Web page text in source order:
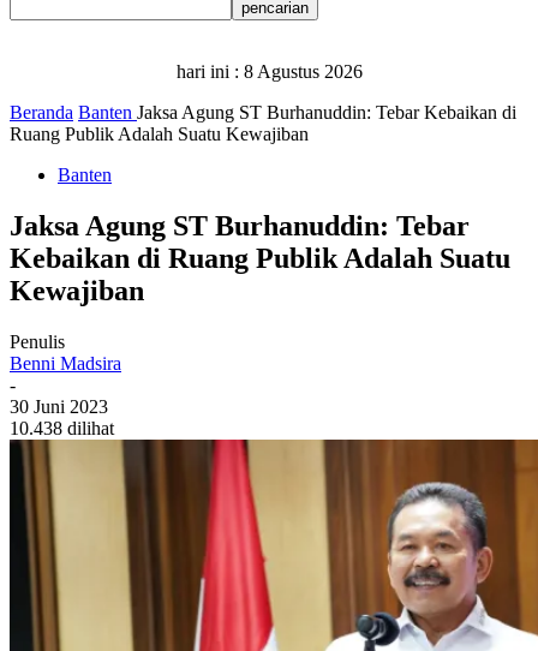
hari ini : 8 Agustus 2026
Beranda Banten Jaksa Agung ST Burhanuddin: Tebar Kebaikan di
Ruang Publik Adalah Suatu Kewajiban
Banten
Jaksa Agung ST Burhanuddin: Tebar
Kebaikan di Ruang Publik Adalah Suatu
Kewajiban
Penulis
Benni Madsira
-
30 Juni 2023
10.438 dilihat